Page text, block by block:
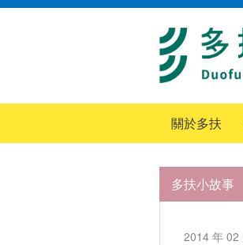
關於多扶
多扶小故事
2014 年 02